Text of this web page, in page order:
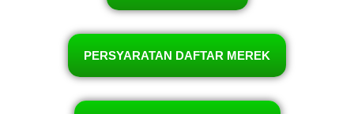
PERSYARATAN DAFTAR MEREK